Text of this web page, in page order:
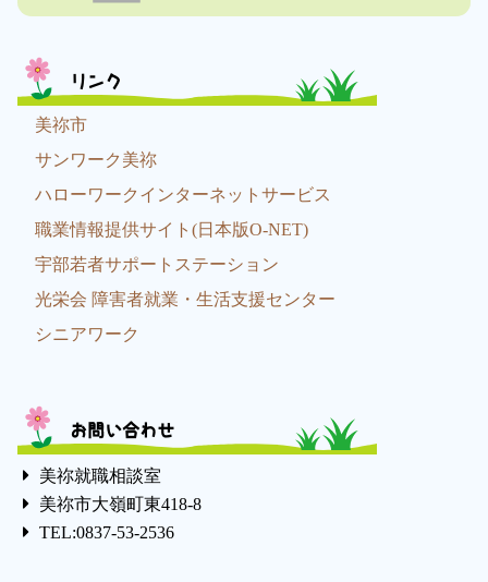
リンク
美祢市
サンワーク美祢
ハローワークインターネットサービス
職業情報提供サイト(日本版O-NET)
宇部若者サポートステーション
光栄会 障害者就業・生活支援センター
シニアワーク
お問い合わせ
美祢就職相談室
美祢市大嶺町東418-8
TEL:0837-53-2536